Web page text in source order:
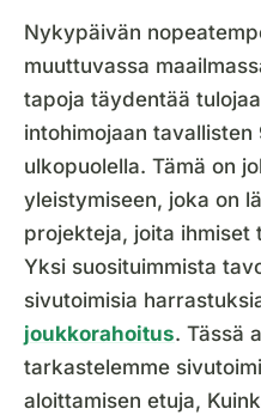
Nykypäivän
muuttuvassa
tapoja täydentää
intohimojaan
ulkopuolella. Tämä on
yleistymiseen, joka on
projekteja, joita ihmiset
Yksi suosituimmista
sivutoimisia
joukkorahoitus. Tässä
tarkastelemme
aloittamisen etuja,